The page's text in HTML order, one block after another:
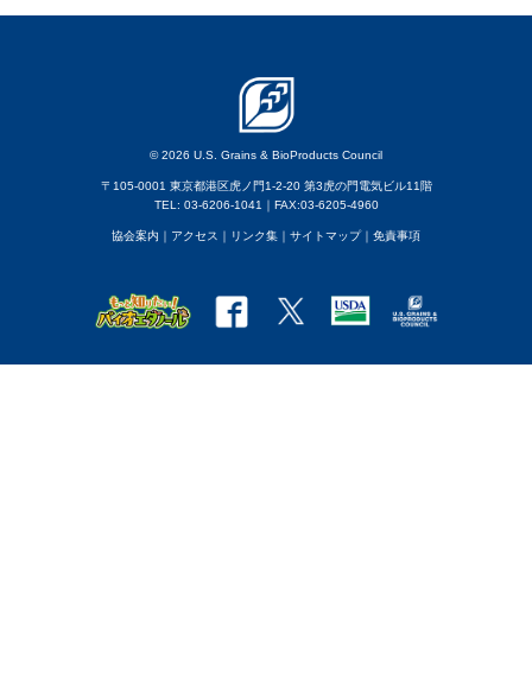
© 2026 U.S. Grains & BioProducts Council
〒105-0001 東京都港区虎ノ門1-2-20 第3虎の門電気ビル11階
TEL: 03-6206-1041｜FAX:03-6205-4960
協会案内 ｜アクセス ｜ リンク集 ｜ サイトマップ｜ 免責事項